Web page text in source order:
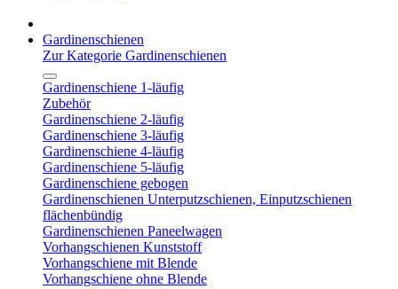
Gardinenschienen
Zur Kategorie Gardinenschienen
Gardinenschiene 1-läufig
Zubehör
Gardinenschiene 2-läufig
Gardinenschiene 3-läufig
Gardinenschiene 4-läufig
Gardinenschiene 5-läufig
Gardinenschiene gebogen
Gardinenschienen Unterputzschienen, Einputzschienen
flächenbündig
Gardinenschienen Paneelwagen
Vorhangschienen Kunststoff
Vorhangschiene mit Blende
Vorhangschiene ohne Blende